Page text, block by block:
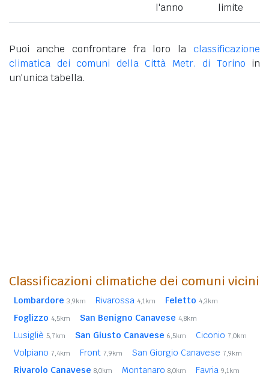
l'anno
limite
Puoi anche confrontare fra loro la classificazione
climatica dei comuni della Città Metr. di Torino in
un'unica tabella.
Classificazioni climatiche dei comuni vicini
Lombardore 3,9km Rivarossa 4,1km Feletto 4,3km
Foglizzo 4,5km San Benigno Canavese 4,8km
Lusigliè 5,7km San Giusto Canavese 6,5km Ciconio 7,0km
Volpiano 7,4km Front 7,9km San Giorgio Canavese 7,9km
Rivarolo Canavese 8,0km Montanaro 8,0km Favria 9,1km